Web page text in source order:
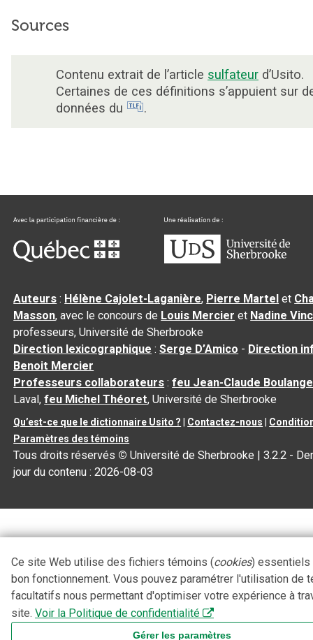
Sources
Contenu extrait de l’article sulfateur d’Usito.
Certaines de ces définitions s’appuient sur
données du
.
Auteurs : Hélène Cajolet-Laganière, Pierre Martel et
Masson, avec le concours de Louis Mercier et Nadine
professeurs, Université de Sherbrooke
Direction lexicographique :Serge D’Amico - Direction
Benoit Mercier
Professeurs collaborateurs :feu Jean-Claude
Laval,feu Michel Théoret, Université de Sherbrooke
Qu’est-ce que le dictionnaire Usito ? Contactez-nous
Paramètres des témoins
Tous droits réservés © Université de Sherbrooke |3.2.2 -
jour du contenu :2026-08-03
Ce site Web utilise des fichiers témoins (cookies) essentiels
bon fonctionnement. Vous pouvez paramétrer l'utilisation de
facultatifs nous permettant d'optimiser votre expérience à
site. Voir la Politique de confidentialité
Gérer les paramètres